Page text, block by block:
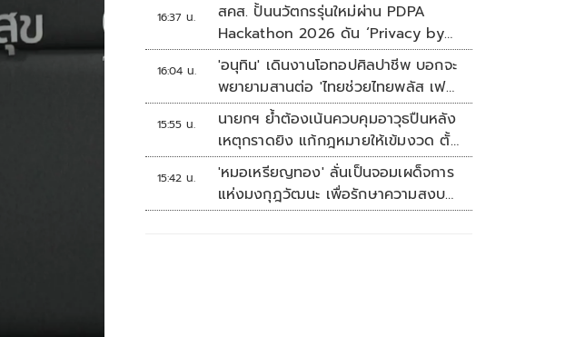
16:37 น.
สคส. ปั้นนวัตกรรุ่นใหม่ผ่าน PDPA
Hackathon 2026 ดัน ‘Privacy by
Design for all’ สู่โซลูชันคุ้มครอง
ข้อมูลส่วนบุคคลที่ใช้ได้จริง
16:04 น.
'อนุทิน' เดินงานโอทอปศิลปาชีพ บอกจะ
พยายามสานต่อ 'ไทยช่วยไทยพลัส เฟส
2'
15:55 น.
นายกฯ ย้ำต้องเน้นควบคุมอาวุธปืนหลัง
เหตุกราดยิง แก้กฎหมายให้เข้มงวด ตั้ง
ด่านตรวจเพิ่ม
15:42 น.
'หมอเหรียญทอง' ลั่นเป็นจอมเผด็จการ
แห่งมงกุฎวัฒนะ เพื่อรักษาความสงบ
ปลอดภัยภายในรพ.